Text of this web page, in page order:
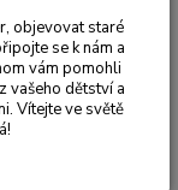
objevovat staré
se k nám a
vám pomohli
vašeho dětství a
Vítejte ve světě